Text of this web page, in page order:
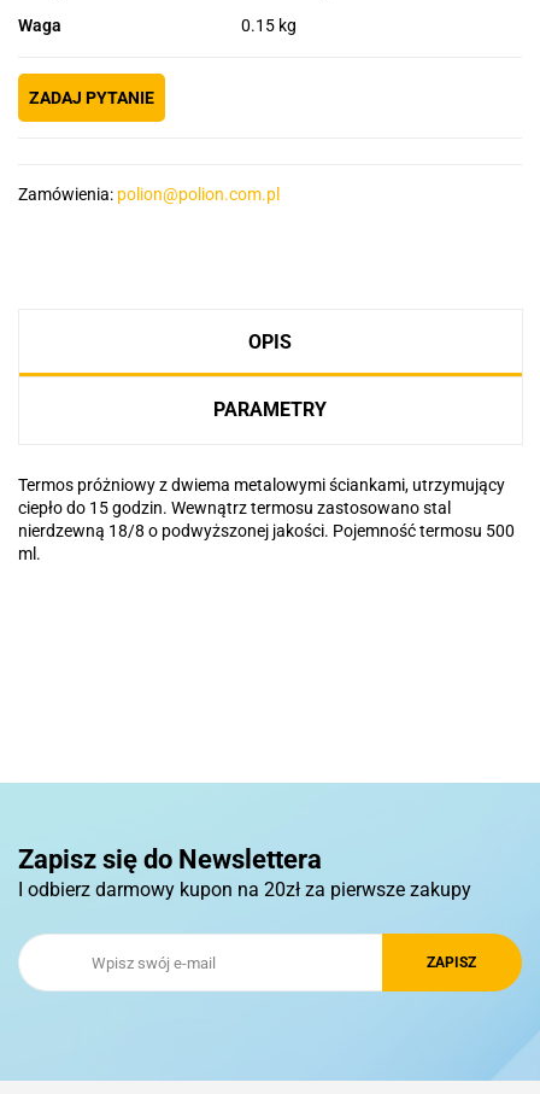
Waga
0.15 kg
ZADAJ PYTANIE
Zamówienia: polion@polion.com.pl
OPIS
PARAMETRY
Termos próżniowy z dwiema metalowymi ściankami, utrzymujący
ciepło do 15 godzin. Wewnątrz termosu zastosowano stal
nierdzewną 18/8 o podwyższonej jakości. Pojemność termosu 500
ml.
Royal Design
Zapisz się do Newslettera
I odbierz darmowy kupon na 20zł za pierwsze zakupy